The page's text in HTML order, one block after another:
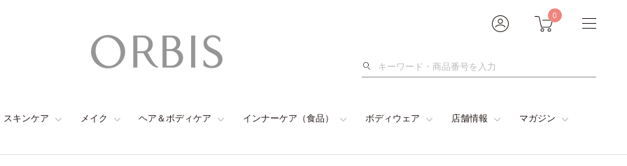
0
検
スキンケア メイク ヘア＆ボディケア インナーケア（食品） ボディウェア 店舗情報 マガジン